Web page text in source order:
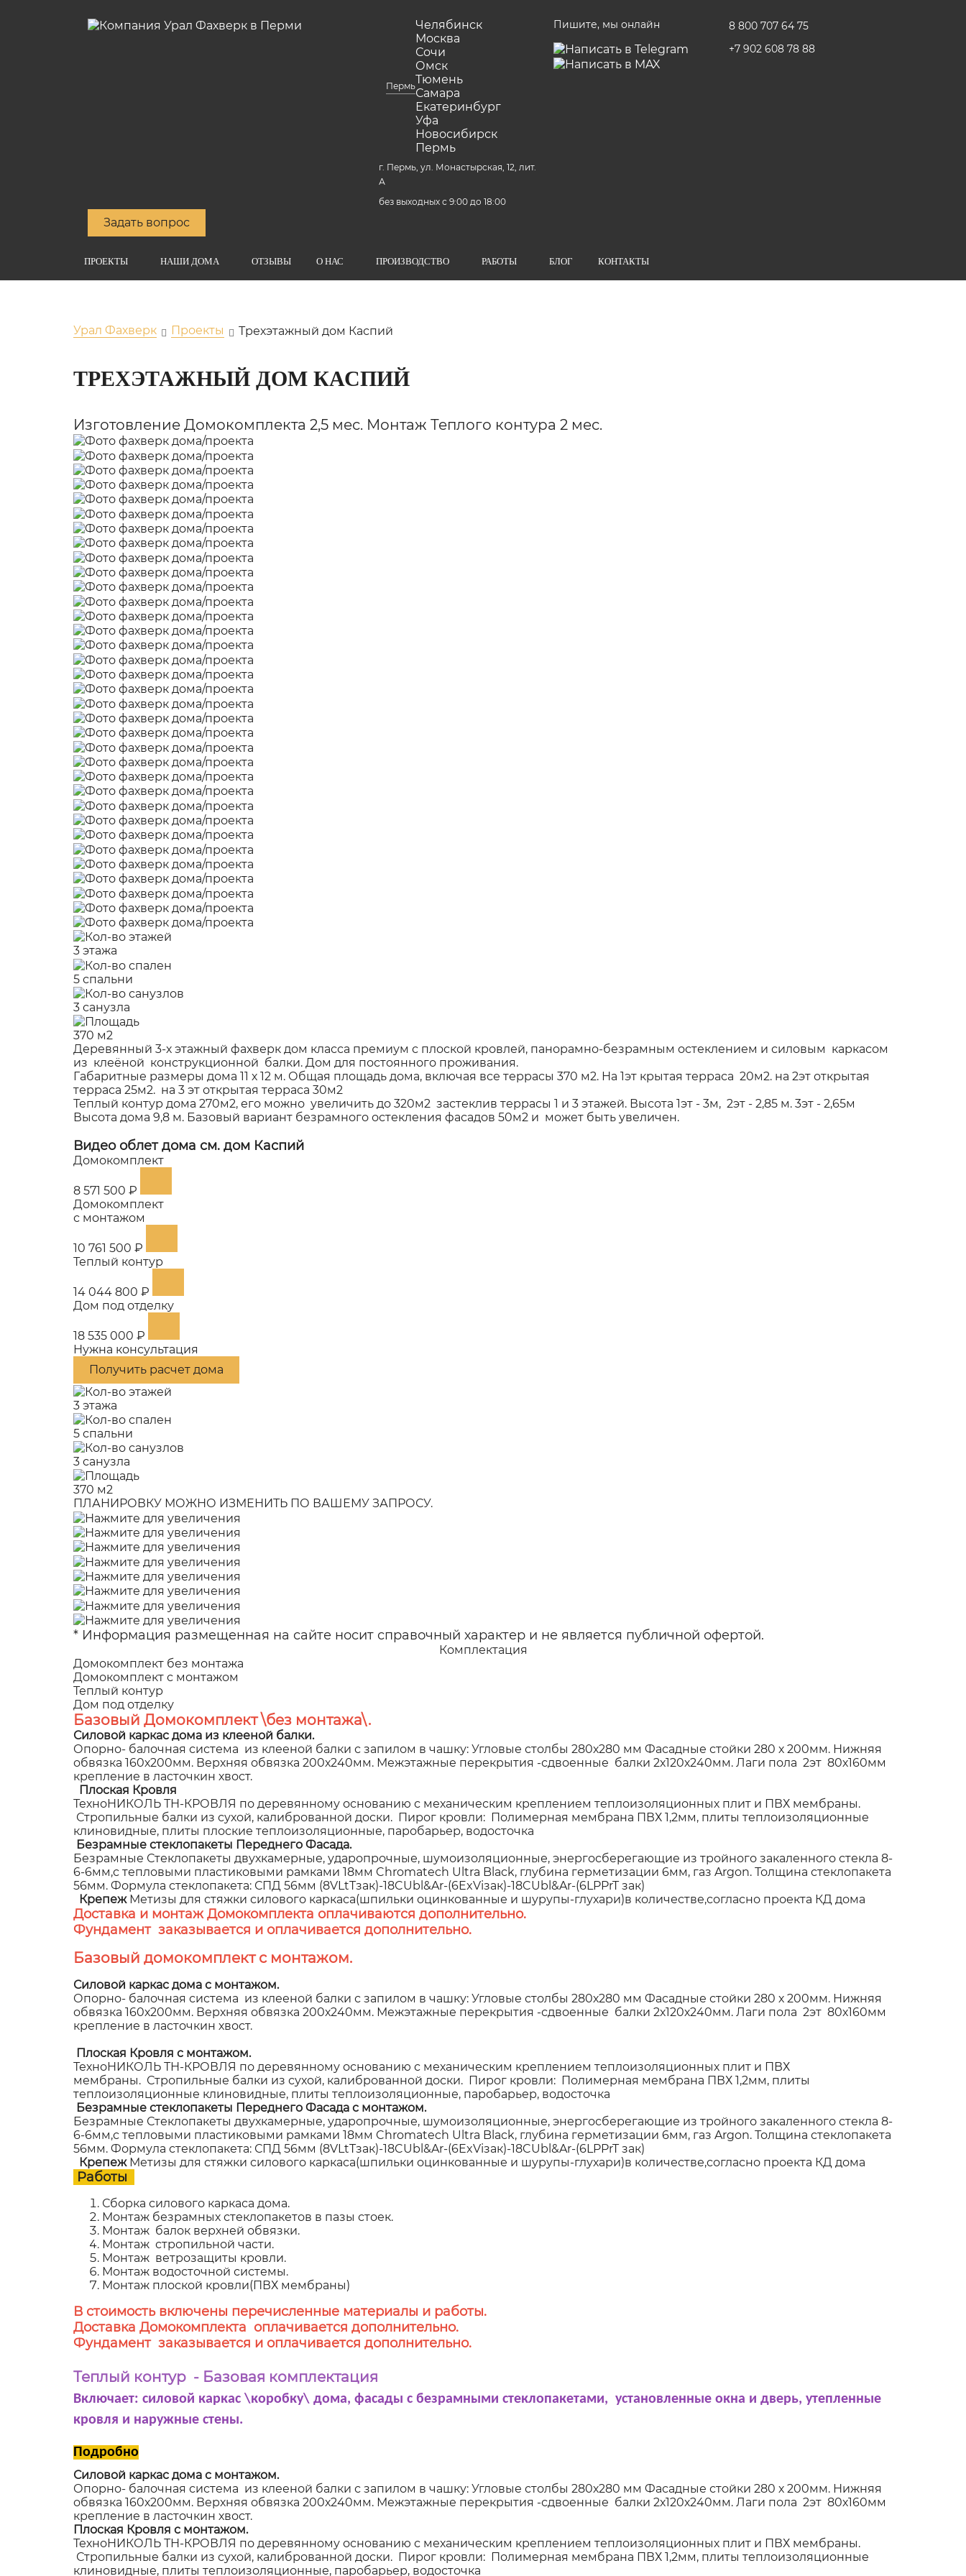
Пермь
Челябинск
Москва
Сочи
Омск
Тюмень
Самара
Екатеринбург
Уфа
Новосибирск
Пермь
г. Пермь, ул. Монастырская, 12, лит.
А
без выходных с 9:00 до 18:00
Пишите, мы онлайн
8 800 707 64 75
+7 902 608 78 88
Задать вопрос
ПРОЕКТЫ НАШИ ДОМА ОТЗЫВЫ О НАС ПРОИЗВОДСТВО РАБОТЫ БЛОГ КОНТАКТЫ
Урал Фахверк Проекты Трехэтажный дом Каспий
ТРЕХЭТАЖНЫЙ ДОМ КАСПИЙ
Изготовление Домокомплекта 2,5 мес. Монтаж Теплого контура 2 мес.
3 этажа
5 спальни
3 санузла
370 м2
Деревянный 3-х этажный фахверк дом класса премиум с плоской кровлей, панорамно-безрамным остеклением и силовым каркасом
из клеёной конструкционной балки. Дом для постоянного проживания.
Габаритные размеры дома 11 х 12 м. Общая площадь дома, включая все террасы 370 м2. На 1эт крытая терраса 20м2. на 2эт открытая
терраса 25м2. на 3 эт открытая терраса 30м2
Теплый контур дома 270м2, его можно увеличить до 320м2 застеклив террасы 1 и 3 этажей. Высота 1эт - 3м, 2эт - 2,85 м. 3эт - 2,65м
Высота дома 9,8 м. Базовый вариант безрамного остекления фасадов 50м2 и может быть увеличен.
Видео облет дома см. дом Каспий
Домокомплект
8 571 500 ₽
Домокомплект
с монтажом
10 761 500 ₽
Теплый контур
14 044 800 ₽
Дом под отделку
18 535 000 ₽
Нужна консультация
Получить расчет дома
3 этажа
5 спальни
3 санузла
370 м2
ПЛАНИРОВКУ МОЖНО ИЗМЕНИТЬ ПО ВАШЕМУ ЗАПРОСУ.
* Информация размещенная на сайте носит справочный характер и не является публичной офертой.
Комплектация
Домокомплект без монтажа
Домокомплект с монтажом
Теплый контур
Дом под отделку
Базовый Домокомплект \без монтажа\.
Силовой каркас дома из клееной балки.
Опорно- балочная система из клееной балки с запилом в чашку: Угловые столбы 280х280 мм Фасадные стойки 280 х 200мм. Нижняя
обвязка 160х200мм. Верхняя обвязка 200х240мм. Межэтажные перекрытия -сдвоенные балки 2х120х240мм. Лаги пола 2эт 80х160мм
крепление в ласточкин хвост.
Плоская Кровля
ТехноНИКОЛЬ ТН-КРОВЛЯ по деревянному основанию с механическим креплением теплоизоляционных плит и ПВХ мембраны.
Стропильные балки из сухой, калиброванной доски. Пирог кровли: Полимерная мембрана ПВХ 1,2мм, плиты теплоизоляционные
клиновидные, плиты плоские теплоизоляционные, паробарьер, водосточка
Безрамные стеклопакеты Переднего Фасада.
Безрамные Стеклопакеты двухкамерные, ударопрочные, шумоизоляционные, энергосберегающие из тройного закаленного стекла 8-
6-6мм,с тепловыми пластиковыми рамками 18мм Chromatech Ultra Black, глубина герметизации 6мм, газ Argon. Толщина стеклопакета
56мм. Формула стеклопакета: СПД 56мм (8VLtTзак)-18CUbl&Ar-(6ExViзак)-18CUbl&Ar-(6LPPrT зак)
Крепеж Метизы для стяжки силового каркаса(шпильки оцинкованные и шурупы-глухари)в количестве,согласно проекта КД дома
Доставка и монтаж Домокомплекта оплачиваются дополнительно.
Фундамент заказывается и оплачивается дополнительно.
Базовый домокомплект с монтажом.
Силовой каркас дома с монтажом.
Опорно- балочная система из клееной балки с запилом в чашку: Угловые столбы 280х280 мм Фасадные стойки 280 х 200мм. Нижняя
обвязка 160х200мм. Верхняя обвязка 200х240мм. Межэтажные перекрытия -сдвоенные балки 2х120х240мм. Лаги пола 2эт 80х160мм
крепление в ласточкин хвост.
Плоская Кровля с монтажом.
ТехноНИКОЛЬ ТН-КРОВЛЯ по деревянному основанию с механическим креплением теплоизоляционных плит и ПВХ
мембраны. Стропильные балки из сухой, калиброванной доски. Пирог кровли: Полимерная мембрана ПВХ 1,2мм, плиты
теплоизоляционные клиновидные, плиты теплоизоляционные, паробарьер, водосточка
Безрамные стеклопакеты Переднего Фасада с монтажом.
Безрамные Стеклопакеты двухкамерные, ударопрочные, шумоизоляционные, энергосберегающие из тройного закаленного стекла 8-
6-6мм,с тепловыми пластиковыми рамками 18мм Chromatech Ultra Black, глубина герметизации 6мм, газ Argon. Толщина стеклопакета
56мм. Формула стеклопакета: СПД 56мм (8VLtTзак)-18CUbl&Ar-(6ExViзак)-18CUbl&Ar-(6LPPrT зак)
Крепеж Метизы для стяжки силового каркаса(шпильки оцинкованные и шурупы-глухари)в количестве,согласно проекта КД дома
Работы
Сборка силового каркаса дома.
Монтаж безрамных стеклопакетов в пазы стоек.
Монтаж балок верхней обвязки.
Монтаж стропильной части.
Монтаж ветрозащиты кровли.
Монтаж водосточной системы.
Монтаж плоской кровли(ПВХ мембраны)
В стоимость включены перечисленные материалы и работы.
Доставка Домокомплекта оплачивается дополнительно.
Фундамент заказывается и оплачивается дополнительно.
Теплый контур - Базовая комплектация
Включает: силовой каркас \коробку\ дома, фасады с безрамными стеклопакетами, установленные окна и дверь, утепленные
кровля и наружные стены.
Подробно
Силовой каркас дома с монтажом.
Опорно- балочная система из клееной балки с запилом в чашку: Угловые столбы 280х280 мм Фасадные стойки 280 х 200мм. Нижняя
обвязка 160х200мм. Верхняя обвязка 200х240мм. Межэтажные перекрытия -сдвоенные балки 2х120х240мм. Лаги пола 2эт 80х160мм
крепление в ласточкин хвост.
Плоская Кровля с монтажом.
ТехноНИКОЛЬ ТН-КРОВЛЯ по деревянному основанию с механическим креплением теплоизоляционных плит и ПВХ мембраны.
Стропильные балки из сухой, калиброванной доски. Пирог кровли: Полимерная мембрана ПВХ 1,2мм, плиты теплоизоляционные
клиновидные, плиты теплоизоляционные, паробарьер, водосточка